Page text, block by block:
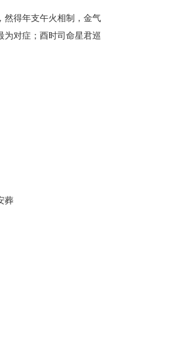
然得年支午火相制，金气
为对症；酉时司命星君巡
葬